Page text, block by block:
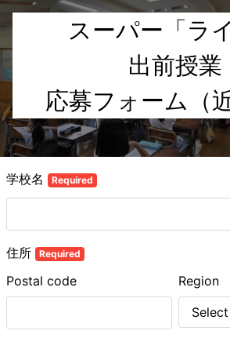
スーパー「ラ
出前授業
応募フォーム（
学校名 Required
住所 Required
Postal code Region